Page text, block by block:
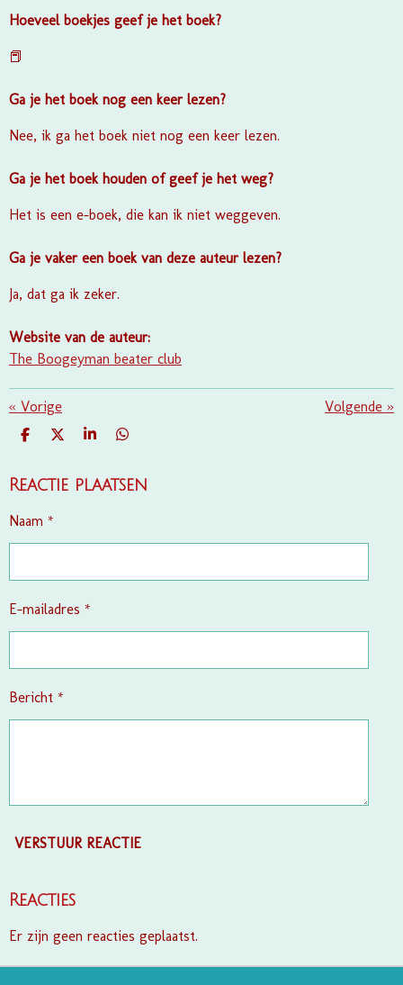
Hoeveel boekjes geef je het boek?
📕
Ga je het boek nog een keer lezen?
Nee, ik ga het boek niet nog een keer lezen.
Ga je het boek houden of geef je het weg?
Het is een e-boek, die kan ik niet weggeven.
Ga je vaker een boek van deze auteur lezen?
Ja, dat ga ik zeker.
Website van de auteur:
The Boogeyman beater club
« Vorige Volgende »
D
E
D
L
S
R
D
E
Reactie plaatsen
Naam *
E-mailadres *
Bericht *
VERSTUUR REACTIE
Reacties
Er zijn geen reacties geplaatst.